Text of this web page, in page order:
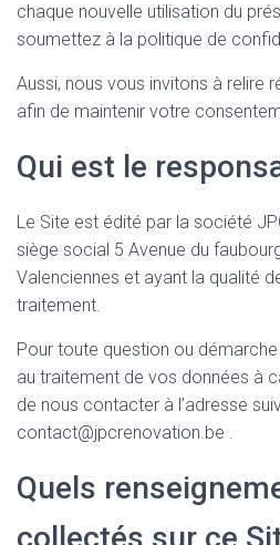
chaque nouvelle utilisation du
soumettez à la politique de
Aussi, nous vous invitons à relire
afin de maintenir votre
Qui est le
Le Site est édité par la société
siège social 5 Avenue du
Valenciennes et ayant la qualité
traitement.
Pour toute question ou
au traitement de vos données à
de nous contacter à l’adresse
contact@jpcrenovation.be .
Quels